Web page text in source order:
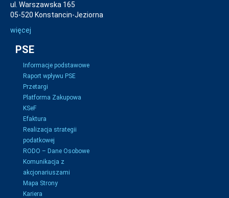
ul. Warszawska 165
05-520 Konstancin-Jeziorna
więcej
PSE
Informacje podstawowe
Raport wpływu PSE
Przetargi
Platforma Zakupowa
KSeF
Efaktura
Realizacja strategii
podatkowej
RODO – Dane Osobowe
Komunikacja z
akcjonariuszami
Mapa Strony
Kariera